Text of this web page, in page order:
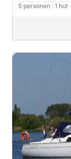
5 personen · 1 hut